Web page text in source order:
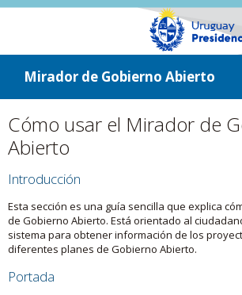
ir a contenido
ir al menú
Mirador de Gobierno Abierto
Cómo usar el Mirador de
Abierto
Introducción
Esta sección es una guía sencilla que explica
de Gobierno Abierto. Está orientado al
sistema para obtener información de los
diferentes planes de Gobierno Abierto.
Portada